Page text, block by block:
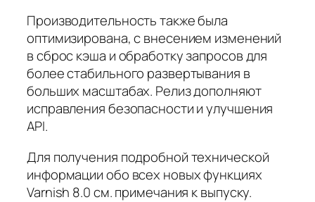
Производительность также была
оптимизирована, с внесением изменений
в сброс кэша и обработку запросов для
более стабильного развертывания в
больших масштабах. Релиз дополняют
исправления безопасности и улучшения
API.
Для получения подробной технической
информации обо всех новых функциях
Varnish 8.0 см. примечания к выпуску.